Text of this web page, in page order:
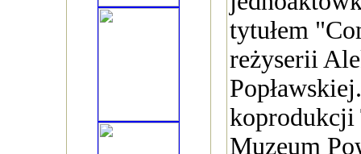
tytułem
reżyserii
koprodukcji
Muzeum